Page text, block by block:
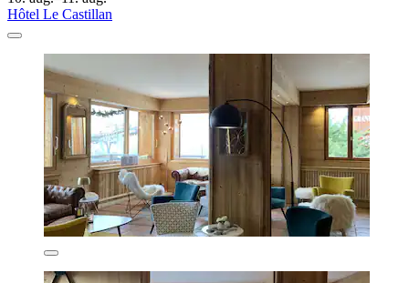
Hôtel Le Castillan